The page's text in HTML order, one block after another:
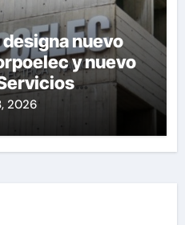
nuevo
y nuevo
2026